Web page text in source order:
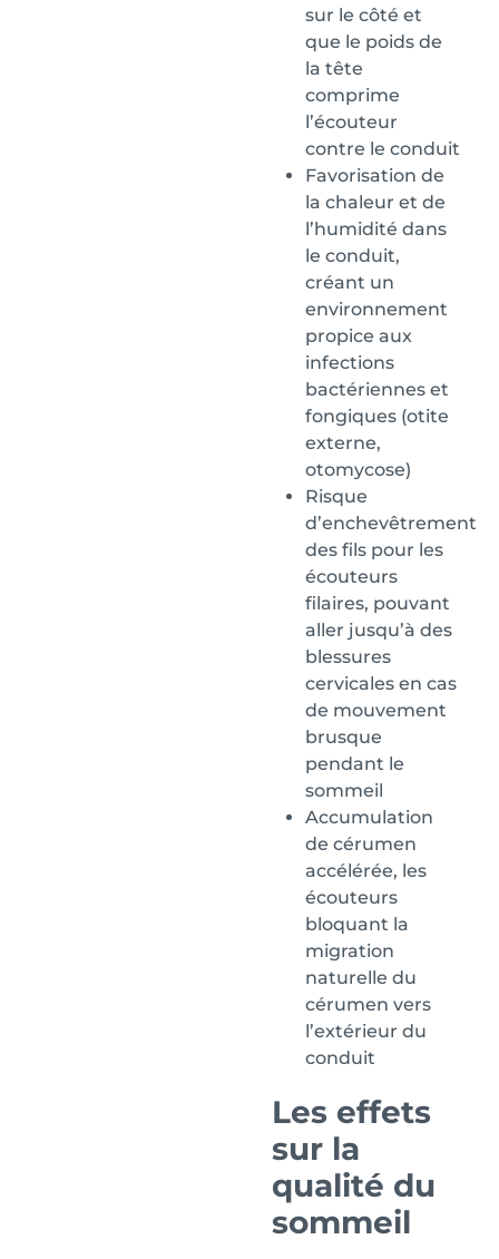
sur le côté et
que le poids de
la tête
comprime
l’écouteur
contre le conduit
Favorisation de
la chaleur et de
l’humidité dans
le conduit,
créant un
environnement
propice aux
infections
bactériennes et
fongiques (otite
externe,
otomycose)
Risque
d’enchevêtrement
des fils pour les
écouteurs
filaires, pouvant
aller jusqu’à des
blessures
cervicales en cas
de mouvement
brusque
pendant le
sommeil
Accumulation
de cérumen
accélérée, les
écouteurs
bloquant la
migration
naturelle du
cérumen vers
l’extérieur du
conduit
Les effets
sur la
qualité du
sommeil